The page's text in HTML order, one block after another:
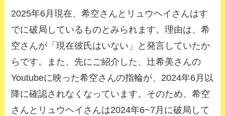
2025年6月現在、希空さんとリュウヘイさんはす
でに破局しているものとみられます。理由は、希
空さんが「現在彼氏はいない」と発言していたか
らです。また、先にご紹介した、辻希美さんの
Youtubeに映った希空さんの指輪が、2024年6月以
降に確認されなくなっています。そのため、希空
さんとリュウヘイさんは2024年6~7月に破局して